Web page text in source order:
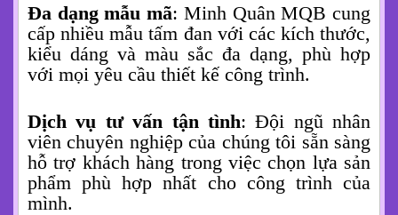
Đa dạng mẫu mã: Minh Quân MQB cung
cấp nhiều mẫu tấm đan với các kích thước,
kiểu dáng và màu sắc đa dạng, phù hợp
với mọi yêu cầu thiết kế công trình.
Dịch vụ tư vấn tận tình: Đội ngũ nhân
viên chuyên nghiệp của chúng tôi sẵn sàng
hỗ trợ khách hàng trong việc chọn lựa sản
phẩm phù hợp nhất cho công trình của
mình.